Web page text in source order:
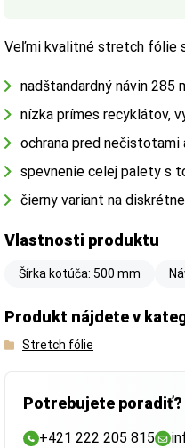
Veľmi kvalitné stretch fólie
nadštandardný návin 285
nízka prímes recyklátov,
ochrana pred nečistotami
spevnenie celej palety s
čierny variant na
Vlastnosti produktu
Šírka kotúča: 500 mm
Produkt nájdete v
Stretch fólie
Potrebujete poradiť?
+421 222 205 815